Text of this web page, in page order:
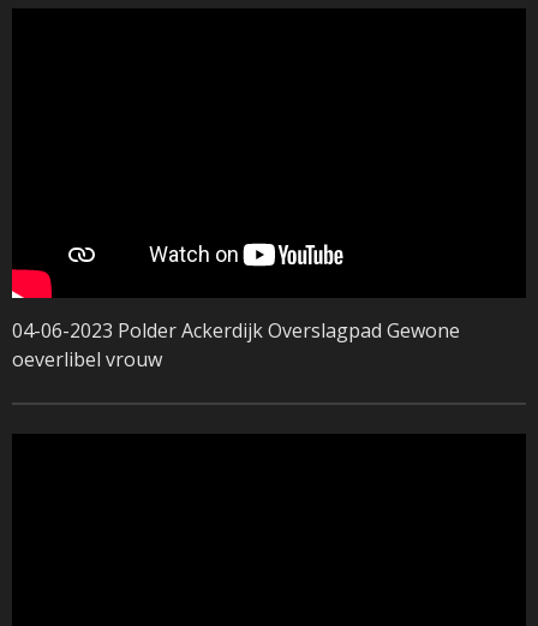
04-06-2023 Polder Ackerdijk Overslagpad Gewone
oeverlibel vrouw